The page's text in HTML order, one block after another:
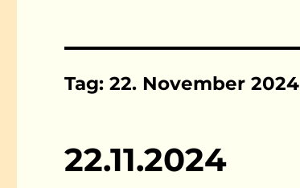
Tag:22. November 2024
22.11.2024